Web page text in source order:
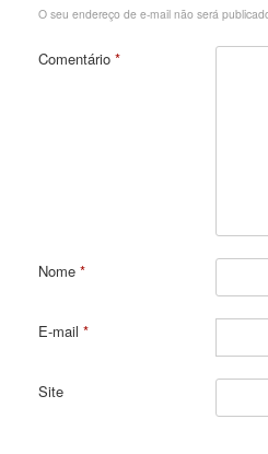
O seu endereço de e-mail não será
Comentário *
Nome *
E-mail *
Site